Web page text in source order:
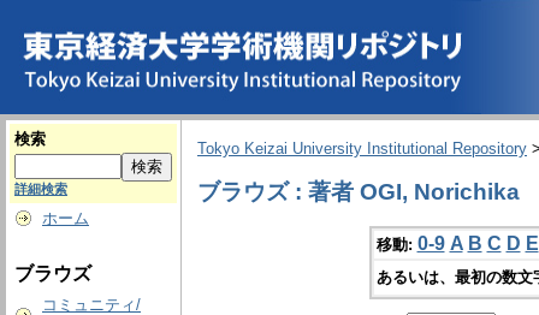
検索
詳細検索
ホーム
ブラウズ
コミュニティ/
Tokyo Keizai University Institutional Repository
ブラウズ : 著者 OGI, Norichika
移動: 0-9 A B C D E
あるいは、最初の数